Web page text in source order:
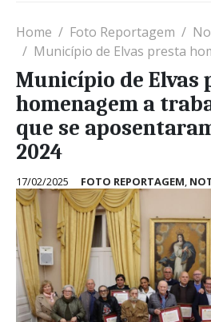
Home Foto Reportagem
Município de Elvas presta homenagem a
Município de Elvas
homenagem a
que se
2024
17/02/2025 FOTO REPORTAGEM,